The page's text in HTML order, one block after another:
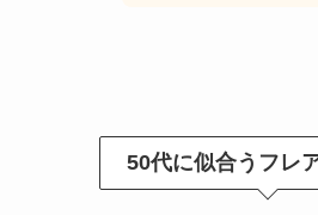
50代に似合うフレ